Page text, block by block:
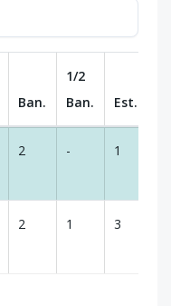
Ban.
1/2
Ban.
Est.
2 - 1
2 1 3